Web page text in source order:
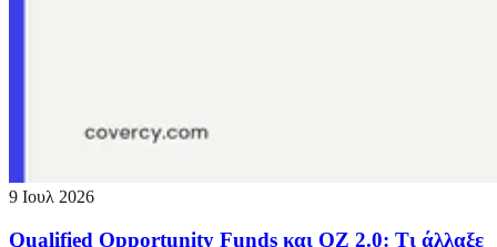
9 Ιουλ 2026
Qualified Opportunity Funds και OZ 2.0: Τι άλλαξε